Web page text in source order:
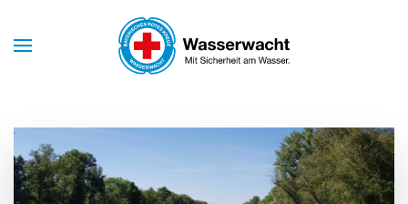
Skip to main content